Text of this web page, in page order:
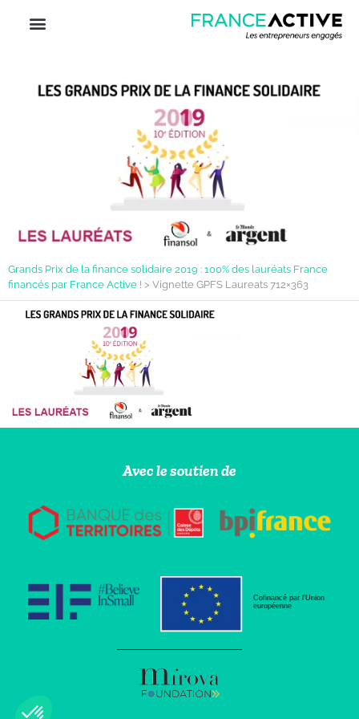
Grands Prix de la finance solidaire 2019 : 100% des lauréats France
financés par France Active ! > Vignette GPFS Laureats 712×363
Avec le soutien de
Cofinancé par l’Union
européenne